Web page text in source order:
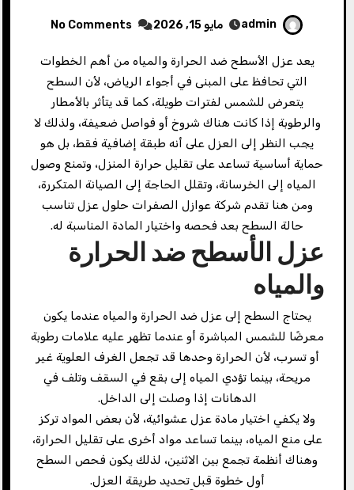
admin مايو 15, 2026 No Comments
يعد عزل الأسطح ضد الحرارة والمياه من أهم الخطوات
التي تحافظ على المبنى في أجواء الرياض، لأن السطح
يتعرض للشمس لفترات طويلة، كما قد يتأثر بالأمطار
والرطوبة إذا كانت هناك شروخ أو فواصل ضعيفة، ولذلك لا
يجب النظر إلى العزل على أنه طبقة إضافية فقط، بل هو
حماية أساسية تساعد على تقليل حرارة المنزل، وتمنع وصول
المياه إلى الخرسانة، وتقلل الحاجة إلى الصيانة المتكررة،
ومن هنا تقدم شركة عوازل الصفرات حلول عزل تناسب
حالة السطح بعد فحصه واختيار المادة المناسبة له.
عزل الأسطح ضد الحرارة
والمياه
يحتاج السطح إلى عزل ضد الحرارة والمياه عندما يكون
معرضًا للشمس المباشرة أو عندما تظهر عليه علامات رطوبة
أو تسرب، لأن الحرارة وحدها قد تجعل الغرف العلوية غير
مريحة، بينما تؤدي المياه إلى بقع في السقف وتلف في
الدهانات إذا وصلت إلى الداخل.
ولا يكفي اختيار مادة عزل عشوائية، لأن بعض المواد تركز
على منع المياه، بينما تساعد مواد أخرى على تقليل الحرارة،
وهناك أنظمة تجمع بين الاثنين، لذلك يكون فحص السطح
أول خطوة قبل تحديد طريقة العزل.